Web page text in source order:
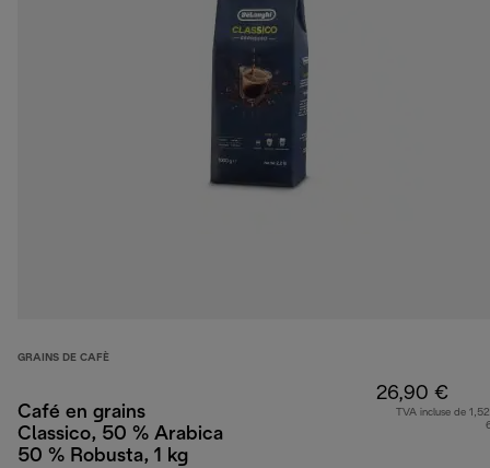
GRAINS DE CAFÈ
Café en grains
Classico, 50 % Arabica
50 % Robusta, 1 kg
26,90 €
TVA incluse de